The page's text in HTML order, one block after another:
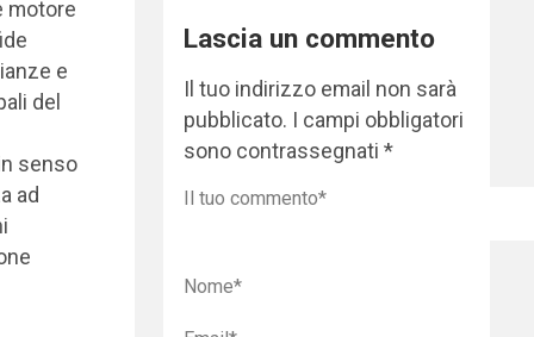
motore
e
del
senso
ad
Lascia un commento
Il tuo indirizzo email non sarà
pubblicato. I campi obbligatori
sono contrassegnati*